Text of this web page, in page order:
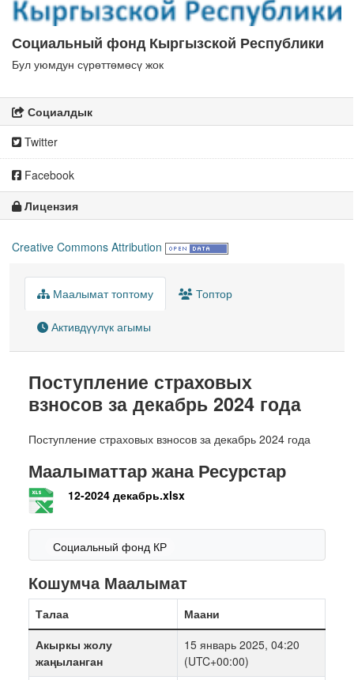
Социальный фонд Кыргызской Республики
Бул уюмдун сүрөттөмөсү жок
Социалдык
Twitter
Facebook
Лицензия
Creative Commons Attribution
Маалымат топтому Топтор
Активдүүлүк агымы
Поступление страховых
взносов за декабрь 2024 года
Поступление страховых взносов за декабрь 2024 года
Маалыматтар жана Ресурстар
12-2024 декабрь.xlsx
Социальный фонд КР
Кошумча Маалымат
Талаа
Маани
Акыркы жолу
жаңыланган
15 январь 2025, 04:20
(UTC+00:00)